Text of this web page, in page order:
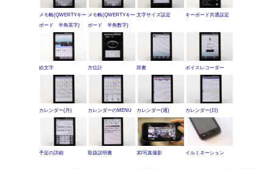
メモ帳(QWERTYキー
ボード 半角英字)
メモ帳(QWERTYキー
ボード 半角数字)
文字サイズ設定 キーボード共通設定
絵文字 方位計 辞書 ボイスレコーダー
カレンダー(月) カレンダーのMENU カレンダー(週) カレンダー(日)
予定の詳細 取扱説明書 3D写真撮影 イルミネーション